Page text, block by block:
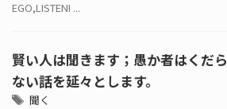
EGO,LISTENI ...
賢い人は聞きます；愚か者はくだら
ない話を延々とします。
聞く